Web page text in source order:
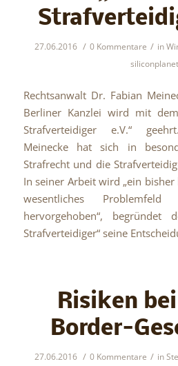
27.06.2016 / 0 Kommentare / in
siliconplanet
Rechtsanwalt Dr. Fabian
Berliner Kanzlei wird mit
Strafverteidiger e.V.“
Meinecke hat sich in
Strafrecht und die
In seiner Arbeit wird „ein
wesentliches Problemfeld
hervorgehoben“, begründet
Strafverteidiger“ seine
Risiken
Border-
27.06.2016 / 0 Kommentare / in